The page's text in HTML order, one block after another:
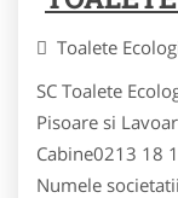
Toalete
SC Toalete
Pisoare si
Cabine0213 18
Numele